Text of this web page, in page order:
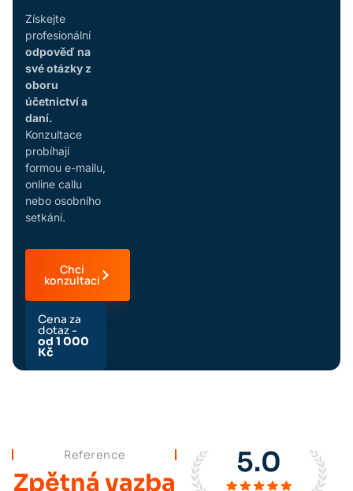
Získejte
profesionální
odpověď na
své otázky z
oboru
účetnictví a
daní.
Konzultace
probíhají
formou e-mailu,
online callu
nebo osobního
setkání.
Chci
konzultaci
Cena za
dotaz -
od 1 000
Kč
Reference
Zpětná vazba
5.0